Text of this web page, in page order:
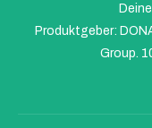
Produktgeber:
Group.